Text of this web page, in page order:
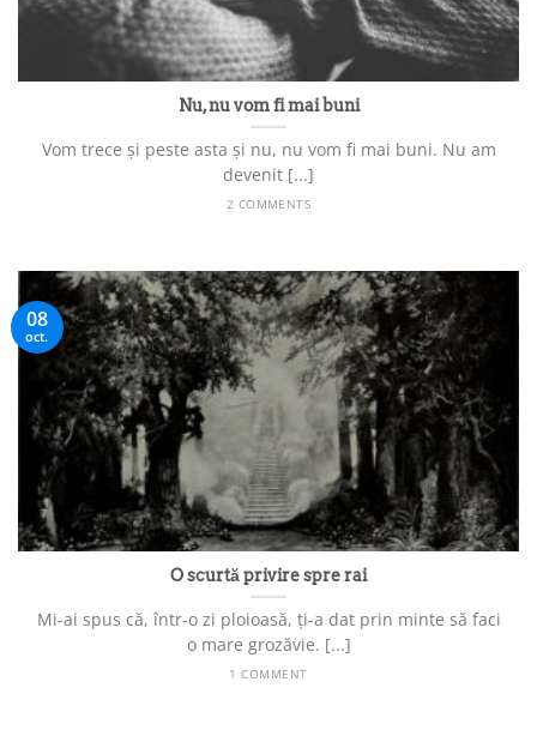
Nu, nu vom fi mai buni
Vom trece și peste asta și nu, nu vom fi mai buni. Nu am
devenit [...]
2 COMMENTS
O scurtă privire spre rai
Mi-ai spus că, într-o zi ploioasă, ți-a dat prin minte să faci
o mare grozăvie. [...]
1 COMMENT
08
oct.